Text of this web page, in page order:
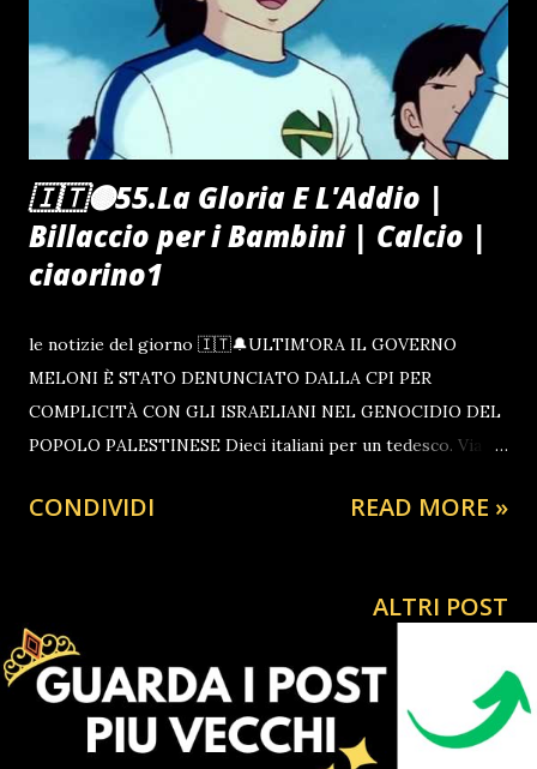
🇮🇹🟡55.La Gloria E L'Addio |
Billaccio per i Bambini | Calcio |
ciaorino1
le notizie del giorno 🇮🇹🔔ULTIM'ORA IL GOVERNO
MELONI È STATO DENUNCIATO DALLA CPI PER
COMPLICITÀ CON GLI ISRAELIANI NEL GENOCIDIO DEL
POPOLO PALESTINESE Dieci italiani per un tedesco. Via
una pioggia è uno Tzunami di Insulti e minacce , cio
#soldi @MELONI IN GALERA ♬ Curre curre guagliò - 99
Posse 🎩4️⃣Il Primo Cult Italiano sul celebre Rino Gaetano !
a Perugia il cielo è ancora blu CiaoRino! in via Cesare
Caporali 44 Perugia Centro Storico tel 075 377 4777 Il
primo cult dedicato a " Rino Gaetano " entra nel gruppo
CONDIVIDI READ MORE »
ALTRI POST